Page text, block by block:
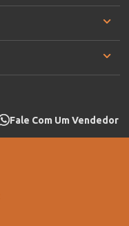
Fale Com Um Vendedor